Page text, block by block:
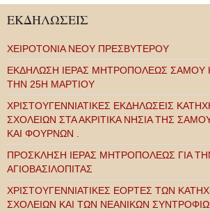
ΕΚΔΗΛΩΣΕΙΣ
ΧΕΙΡΟΤΟΝΙΑ ΝΕΟΥ ΠΡΕΣΒΥΤΕΡΟΥ
ΕΚΔΗΛΩΣΗ ΙΕΡΑΣ ΜΗΤΡΟΠΟΛΕΩΣ ΣΑΜΟΥ
ΤΗΝ 25Η ΜΑΡΤΙΟΥ
ΧΡΙΣΤΟΥΓΕΝΝΙΑΤΙΚΕΣ ΕΚΔΗΛΩΣΕΙΣ
ΣΧΟΛΕΙΩΝ ΣΤΑ ΑΚΡΙΤΙΚΑ ΝΗΣΙΑ ΤΗΣ
ΚΑΙ ΦΟΥΡΝΩΝ .
ΠΡΟΣΚΛΗΣΗ ΙΕΡΑΣ ΜΗΤΡΟΠΟΛΕΩΣ ΓΙΑ
ΑΓΙΟΒΑΣΙΛΟΠΙΤΑΣ
ΧΡΙΣΤΟΥΓΕΝΝΙΑΤΙΚΕΣ ΕΟΡΤΕΣ ΤΩΝ
ΣΧΟΛΕΙΩΝ ΚΑΙ ΤΩΝ ΝΕΑΝΙΚΩΝ